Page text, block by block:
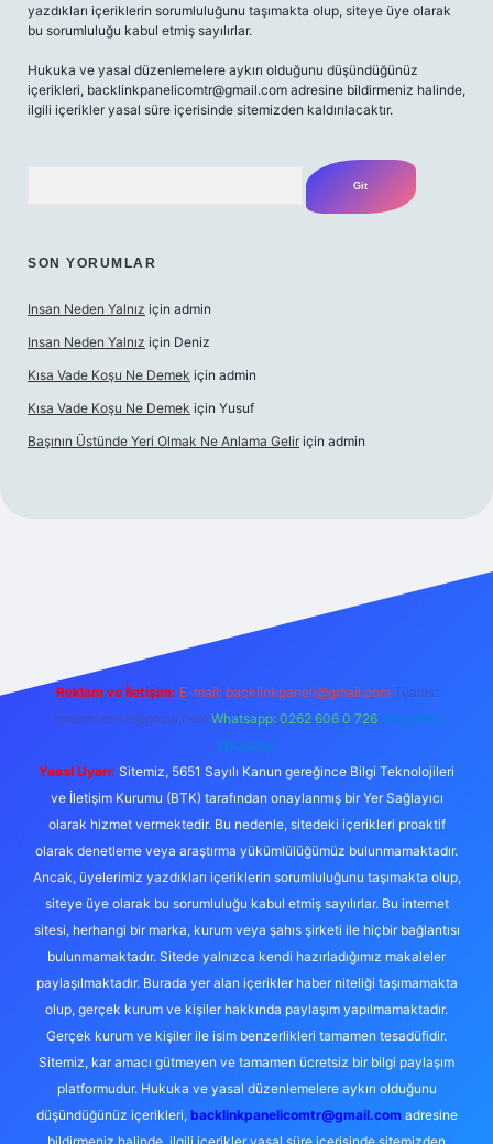
yazdıkları içeriklerin sorumluluğunu taşımakta olup, siteye üye olarak
bu sorumluluğu kabul etmiş sayılırlar.
Hukuka ve yasal düzenlemelere aykırı olduğunu düşündüğünüz
içerikleri, backlinkpanelicomtr@gmail.com adresine bildirmeniz halinde,
ilgili içerikler yasal süre içerisinde sitemizden kaldırılacaktır.
SON YORUMLAR
Insan Neden Yalnız için admin
Insan Neden Yalnız için Deniz
Kısa Vade Koşu Ne Demek için admin
Kısa Vade Koşu Ne Demek için Yusuf
Başının Üstünde Yeri Olmak Ne Anlama Gelir için admin
Reklam ve İletişim: E-mail: backlinkpaneli@gmail.com Teams:
forumhizmeti@gmail.com Whatsapp: 0262 606 0 726 Telegram:
@karabul
Yasal Uyarı: Sitemiz, 5651 Sayılı Kanun gereğince Bilgi Teknolojileri
ve İletişim Kurumu (BTK) tarafından onaylanmış bir Yer Sağlayıcı
olarak hizmet vermektedir. Bu nedenle, sitedeki içerikleri proaktif
olarak denetleme veya araştırma yükümlülüğümüz bulunmamaktadır.
Ancak, üyelerimiz yazdıkları içeriklerin sorumluluğunu taşımakta olup,
siteye üye olarak bu sorumluluğu kabul etmiş sayılırlar. Bu internet
sitesi, herhangi bir marka, kurum veya şahıs şirketi ile hiçbir bağlantısı
bulunmamaktadır. Sitede yalnızca kendi hazırladığımız makaleler
paylaşılmaktadır. Burada yer alan içerikler haber niteliği taşımamakta
olup, gerçek kurum ve kişiler hakkında paylaşım yapılmamaktadır.
Gerçek kurum ve kişiler ile isim benzerlikleri tamamen tesadüfidir.
Sitemiz, kar amacı gütmeyen ve tamamen ücretsiz bir bilgi paylaşım
platformudur. Hukuka ve yasal düzenlemelere aykırı olduğunu
düşündüğünüz içerikleri, backlinkpanelicomtr@gmail.comadresine